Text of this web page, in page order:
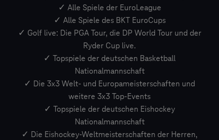
✓ Alle Spiele der EuroLeague
✓ Alle Spiele des BKT EuroCups
✓ Golf live: Die PGA Tour, die DP World Tour und der
Ryder Cup live.
✓ Topspiele der deutschen Basketball
Nationalmannschaft
✓ Die 3x3 Welt- und Europameisterschaften und
weitere 3x3 Top-Events
✓ Topspiele der deutschen Eishockey
Nationalmannschaft
✓ Die Eishockey-Weltmeisterschaften der Herren,